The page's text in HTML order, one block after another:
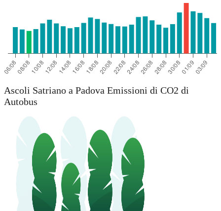
Ascoli Satriano a Padova Emissioni di CO2 di
Autobus